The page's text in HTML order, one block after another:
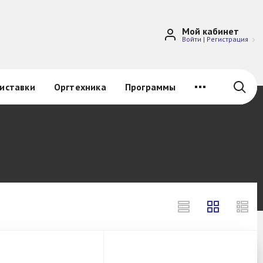
Мой кабинет
Войти | Регистрация
Оргтехника Программы